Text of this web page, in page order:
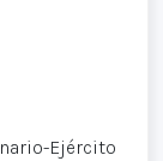
Ejército